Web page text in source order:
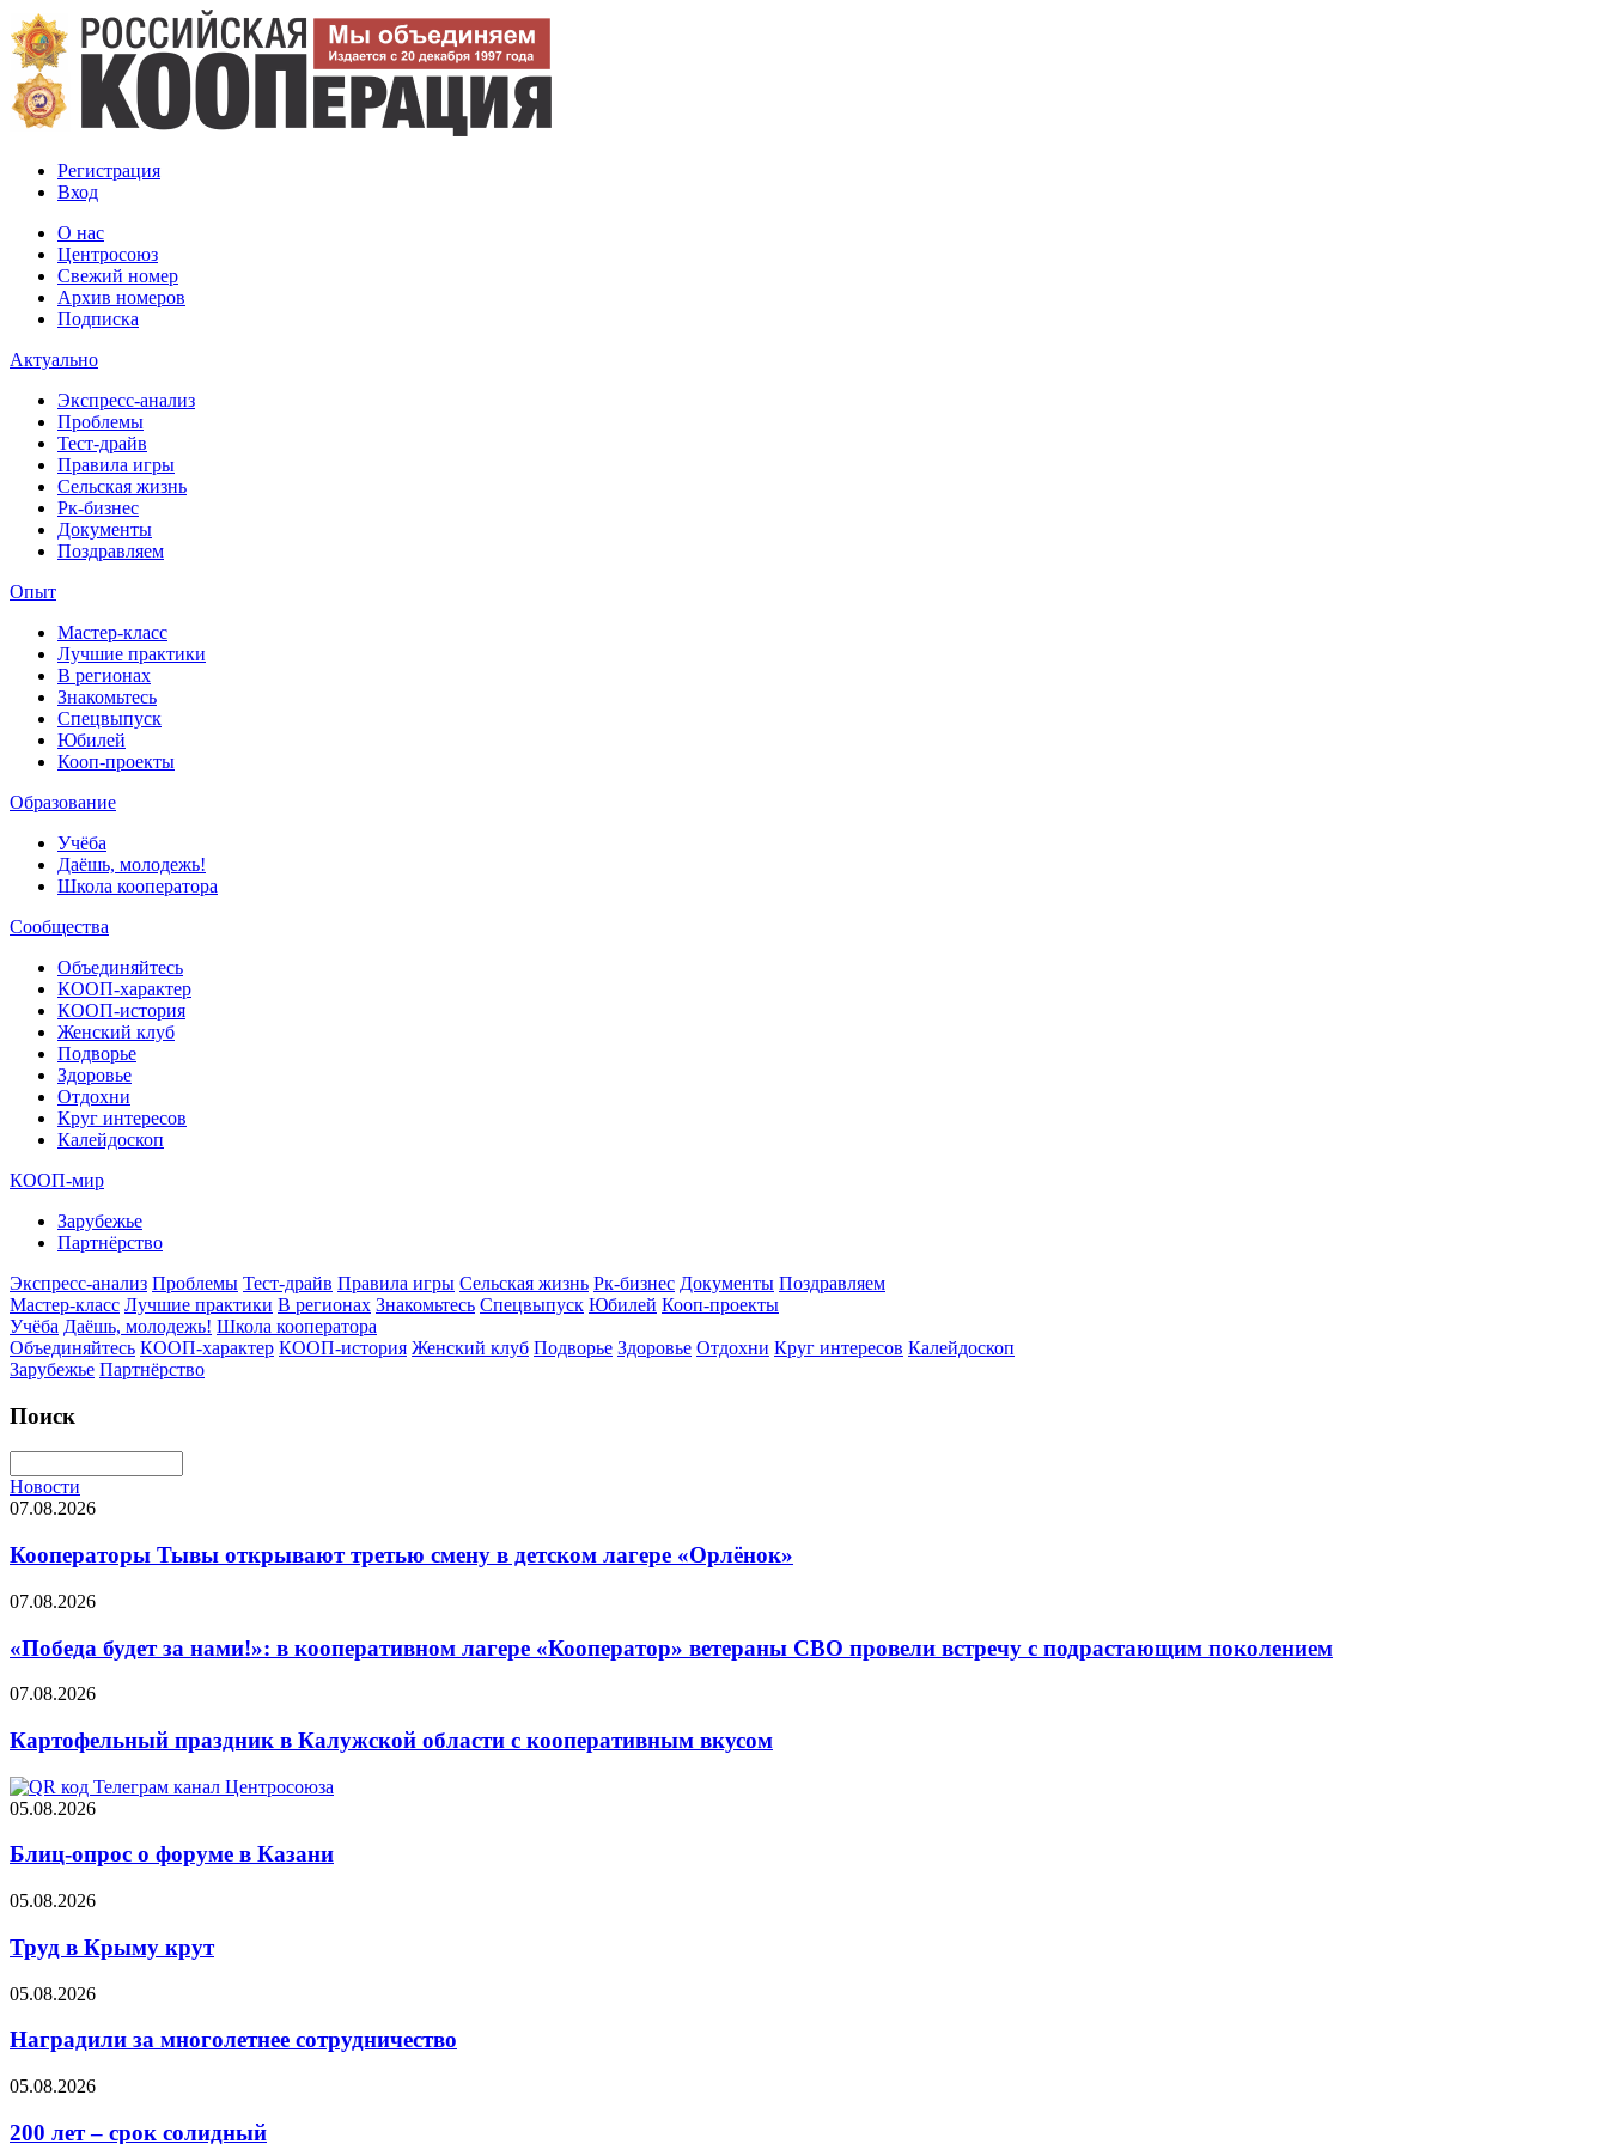
Регистрация
Вход
О нас
Центросоюз
Свежий номер
Архив номеров
Подписка
Актуально
Экспресс-анализ
Проблемы
Тест-драйв
Правила игры
Сельская жизнь
Рк-бизнес
Документы
Поздравляем
Опыт
Мастер-класс
Лучшие практики
В регионах
Знакомьтесь
Спецвыпуск
Юбилей
Кооп-проекты
Образование
Учёба
Даёшь, молодежь!
Школа кооператора
Сообщества
Объединяйтесь
КООП-характер
КООП-история
Женский клуб
Подворье
Здоровье
Отдохни
Круг интересов
Калейдоскоп
КООП-мир
Зарубежье
Партнёрство
Экспресс-анализ Проблемы Тест-драйв Правила игры Сельская жизнь Рк-бизнес Документы Поздравляем
Мастер-класс Лучшие практики В регионах Знакомьтесь Спецвыпуск Юбилей Кооп-проекты
Учёба Даёшь, молодежь! Школа кооператора
Объединяйтесь КООП-характер КООП-история Женский клуб Подворье Здоровье Отдохни Круг интересов Калейдоскоп
Зарубежье Партнёрство
Поиск
Новости
07.08.2026
Кооператоры Тывы открывают третью смену в детском лагере «Орлёнок»
07.08.2026
«Победа будет за нами!»: в кооперативном лагере «Кооператор» ветераны СВО провели встречу с подрастающим поколением
07.08.2026
Картофельный праздник в Калужской области с кооперативным вкусом
05.08.2026
Блиц-опрос о форуме в Казани
05.08.2026
Труд в Крыму крут
05.08.2026
Наградили за многолетнее сотрудничество
05.08.2026
200 лет – срок солидный